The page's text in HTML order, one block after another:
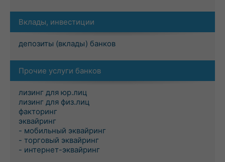
Вклады, инвестиции
депозиты (вклады) банков
Прочие услуги банков
лизинг для юр.лиц
лизинг для физ.лиц
факторинг
эквайринг
- мобильный эквайринг
- торговый эквайринг
- интернет-эквайринг